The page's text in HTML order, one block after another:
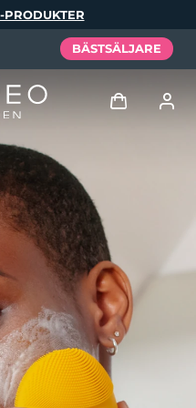
PRODUKTER
BÄSTSÄLJARE
Användarprofil
Mina enheter
Mina beställningar
Mina adresser
prenumerationer
Español
Português
Русский
繁體中文